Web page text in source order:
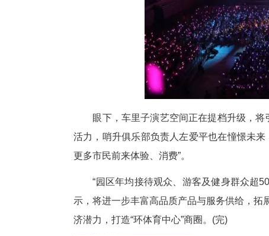
近年来，武体集团积极探索“体
足联女足冠军杯、女足亚冠、中
唱会燃动全城，“车谷元宵联谊会
费活动贯穿全年，已逐步构建起